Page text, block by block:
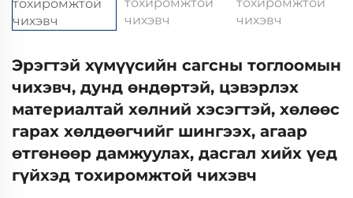
Эрэгтэй хүмүүсийн сагсны тоглоомын
чихэвч, дунд өндөртэй, цэвэрлэх
материалтай хөлний хэсэгтэй, хөлөөс
гарах хөлдөөгчийг шингээх, агаар
өтгөнөөр дамжуулах, дасгал хийх үед
гүйхэд тохиромжтой чихэвч